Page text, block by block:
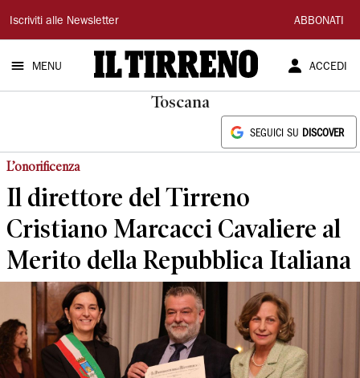
Il
Tirreno
Iscriviti alle Newsletter ABBONATI
MENU ACCEDI
Toscana
SEGUICI SU DISCOVER
L’onorificenza
Il direttore del Tirreno
Cristiano Marcacci Cavaliere al
Merito della Repubblica Italiana